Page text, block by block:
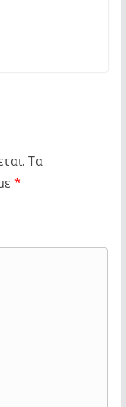
Τα
*